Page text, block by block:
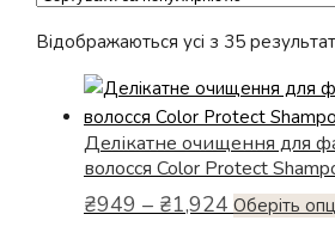
Відображаються усі з 35
Делікатне очищення для
волосся Color Protect
₴949 – ₴1,924 Діапазон
цін:
Оберіть